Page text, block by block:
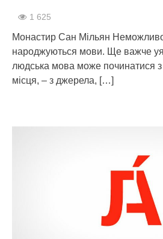
1 625
Монастир Сан Мільян
народжуються мови. Ще важче
людська мова може починатися з
місця, – з джерела, […]